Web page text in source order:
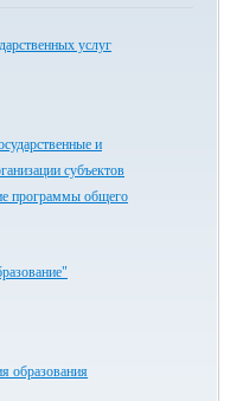
услуг
и
субъектов
программы общего
образования